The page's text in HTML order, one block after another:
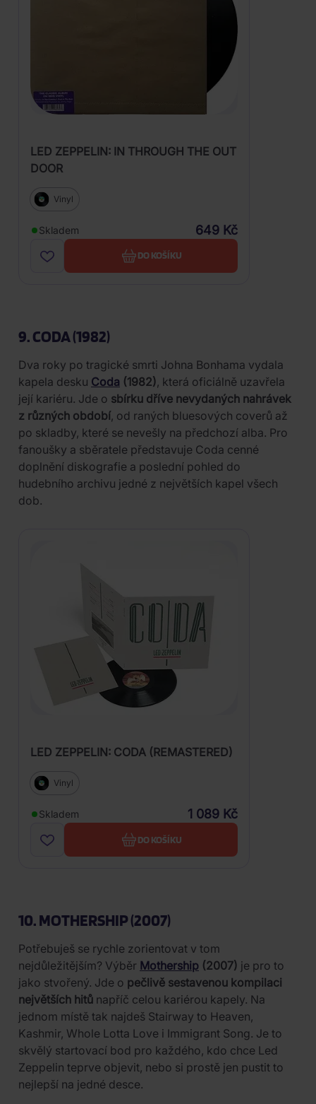
LED ZEPPELIN: IN THROUGH THE OUT
DOOR
Vinyl
Skladem 649 Kč
DO KOŠÍKU
9. CODA (1982)
Dva roky po tragické smrti Johna Bonhama vydala
kapela desku Coda (1982), která oficiálně uzavřela
její kariéru. Jde o sbírku dříve nevydaných nahrávek
z různých období, od raných bluesových coverů až
po skladby, které se nevešly na předchozí alba. Pro
fanoušky a sběratele představuje Coda cenné
doplnění diskografie a poslední pohled do
hudebního archivu jedné z největších kapel všech
dob.
LED ZEPPELIN: CODA (REMASTERED)
Vinyl
Skladem 1 089 Kč
DO KOŠÍKU
10. MOTHERSHIP (2007)
Potřebuješ se rychle zorientovat v tom
nejdůležitějším? Výběr Mothership (2007) je pro to
jako stvořený. Jde o pečlivě sestavenou kompilaci
největších hitů napříč celou kariérou kapely. Na
jednom místě tak najdeš Stairway to Heaven,
Kashmir, Whole Lotta Love i Immigrant Song. Je to
skvělý startovací bod pro každého, kdo chce Led
Zeppelin teprve objevit, nebo si prostě jen pustit to
nejlepší na jedné desce.